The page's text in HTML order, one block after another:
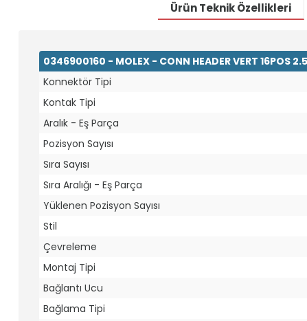
Ürün Teknik Özellikleri
0346900160 - MOLEX - CONN HEADER VERT 16POS
Konnektör Tipi
Kontak Tipi
Aralık - Eş Parça
Pozisyon Sayısı
Sıra Sayısı
Sıra Aralığı - Eş Parça
Yüklenen Pozisyon Sayısı
Stil
Çevreleme
Montaj Tipi
Bağlantı Ucu
Bağlama Tipi